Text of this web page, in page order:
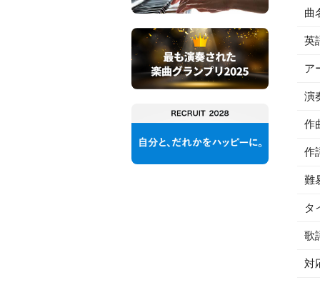
曲
英
ア
演
作
作
難
タ
歌
対